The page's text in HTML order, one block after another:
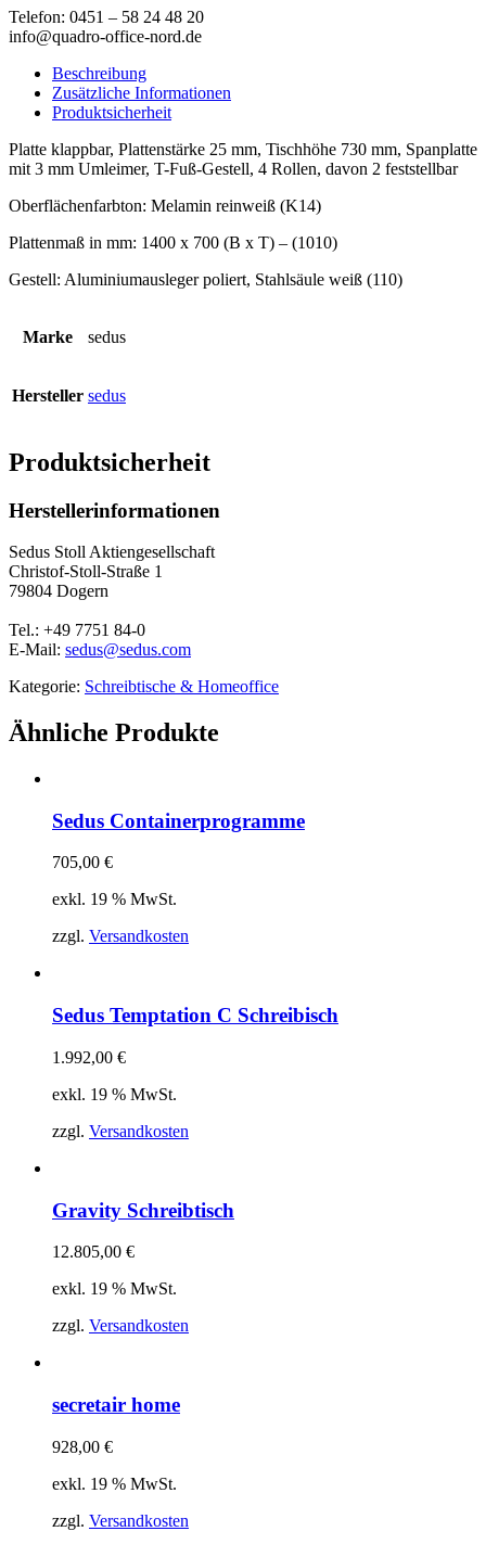
Telefon: 0451 – 58 24 48 20
info@quadro-office-nord.de
Beschreibung
Zusätzliche Informationen
Produktsicherheit
Platte klappbar, Plattenstärke 25 mm, Tischhöhe 730 mm, Spanplatte
mit 3 mm Umleimer, T-Fuß-Gestell, 4 Rollen, davon 2 feststellbar
Oberflächenfarbton: Melamin reinweiß (K14)
Plattenmaß in mm: 1400 x 700 (B x T) – (1010)
Gestell: Aluminiumausleger poliert, Stahlsäule weiß (110)
Marke sedus
Hersteller sedus
Produktsicherheit
Herstellerinformationen
Sedus Stoll Aktiengesellschaft
Christof-Stoll-Straße 1
79804 Dogern
Tel.: +49 7751 84-0
E-Mail: sedus@sedus.com
Kategorie: Schreibtische & Homeoffice
Ähnliche Produkte
Sedus Containerprogramme
705,00 €
exkl. 19 % MwSt.
zzgl. Versandkosten
Sedus Temptation C Schreibisch
1.992,00 €
exkl. 19 % MwSt.
zzgl. Versandkosten
Gravity Schreibtisch
12.805,00 €
exkl. 19 % MwSt.
zzgl. Versandkosten
secretair home
928,00 €
exkl. 19 % MwSt.
zzgl. Versandkosten